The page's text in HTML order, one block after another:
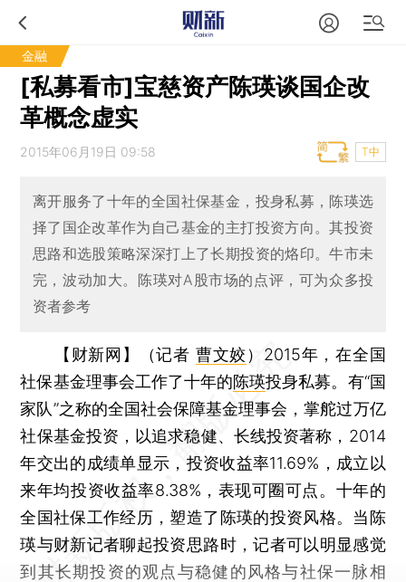
金融
[私募看市]宝慈资产陈瑛谈国企改
革概念虚实
2015年06月19日 09:58 T中
离开服务了十年的全国社保基金，投身私募，陈瑛选
择了国企改革作为自己基金的主打投资方向。其投资
思路和选股策略深深打上了长期投资的烙印。牛市未
完，波动加大。陈瑛对A股市场的点评，可为众多投
资者参考
【财新网】（记者 曹文姣） 2015年，在全国
社保基金理事会工作了十年的陈瑛投身私募。有“国
家队”之称的全国社会保障基金理事会，掌舵过万亿
社保基金投资，以追求稳健、长线投资著称，2014
年交出的成绩单显示，投资收益率11.69%，成立以
来年均投资收益率8.38%，表现可圈可点。十年的
全国社保工作经历，塑造了陈瑛的投资风格。当陈
瑛与财新记者聊起投资思路时，记者可以明显感觉
到其长期投资的观点与稳健的风格与社保一脉相